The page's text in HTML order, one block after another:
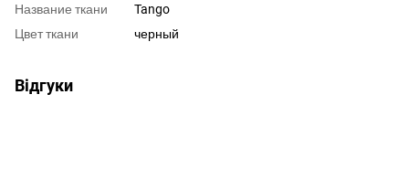
Название ткани
Tango
Цвет ткани
черный
Відгуки